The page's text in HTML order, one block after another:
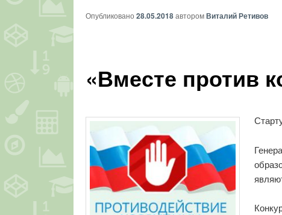
«Вместе против
Опубликовано 28.05.2018авторомВиталий Ретивов